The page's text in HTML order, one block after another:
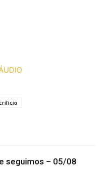
seguimos – 05/08